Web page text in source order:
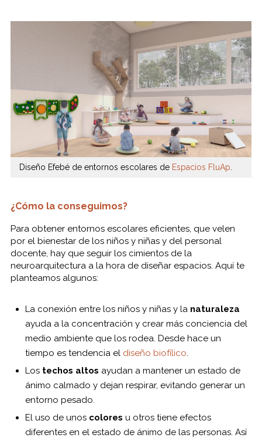
Diseño Efebé de entornos escolares de Espacios FluAp
¿Cómo la conseguimos?
Para obtener entornos escolares eficientes, que velen
por el bienestar de los niños y niñas y del personal
docente, hay que seguir los cimientos de la
neuroarquitectura a la hora de diseñar espacios. Aquí te
planteamos algunos:
La conexión entre los niños y niñas y la naturaleza
ayuda a la concentración y crear más conciencia del
medio ambiente que los rodea. Desde hace un
tiempo es tendencia el diseño biofílico.
Los techos altos ayudan a mantener un estado de
ánimo calmado y dejan respirar, evitando generar un
entorno pesado.
El uso de unos colores u otros tiene efectos
diferentes en el estado de ánimo de las personas. Así